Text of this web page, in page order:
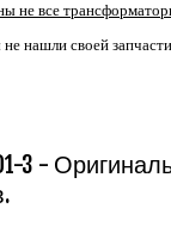
не все
нашли своей
SYD1-3 -